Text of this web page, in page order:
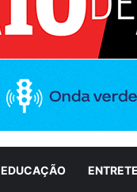
EDUCAÇÃO